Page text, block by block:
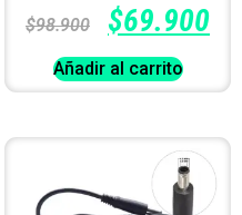
$98.900 $69.900
Añadir al carrito